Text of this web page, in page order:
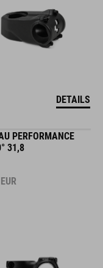
DETAILS
PERFORMANCE
31,8
EUR